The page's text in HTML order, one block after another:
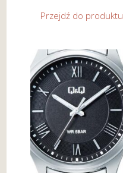
Przejdź do produktu